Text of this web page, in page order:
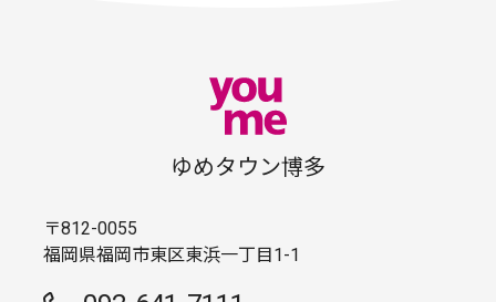
ゆめタウン博多
〒812-0055
福岡県福岡市東区東浜一丁目1-1